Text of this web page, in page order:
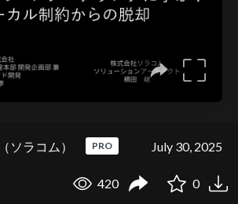
ソラコム） PRO July 30, 2025
420 0